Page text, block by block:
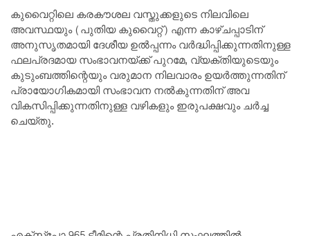
കുവൈറ്റിലെ കരകൗശല വസ്തുക്കളുടെ നിലവിലെ
അവസ്ഥയും (പുതിയ കുവൈറ്റ്) എന്ന കാഴ്ചപ്പാടിന്
അനുസൃതമായി ദേശീയ ഉൽ‌പ്പന്നം വർദ്ധിപ്പിക്കുന്നതിനുള്ള
ഫലപ്രദമായ സംഭാവനയ്‌ക്ക് പുറമേ, വ്യക്തിയുടെയും
കുടുംബത്തിന്റെയും വരുമാന നിലവാരം ഉയർത്തുന്നതിന്
പ്രായോഗികമായി സംഭാവന നൽകുന്നതിന് അവ
വികസിപ്പിക്കുന്നതിനുള്ള വഴികളും ഇരുപക്ഷവും ചർച്ച
ചെയ്തു.